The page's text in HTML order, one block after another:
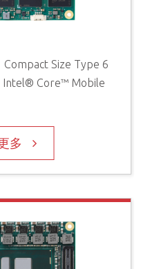
Compact Size Type 6
Intel® Core™ Mobile
多